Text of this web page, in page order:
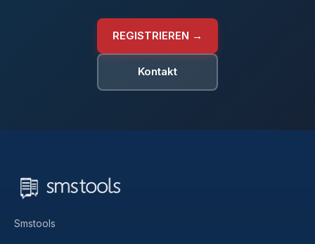
REGISTRIEREN →
Kontakt
Smstools